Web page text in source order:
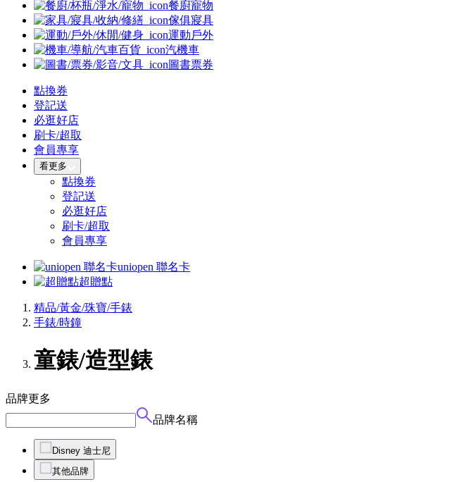
餐廚寵物
傢俱寢具
運動戶外
汽機車
圖書票券
點換券
登記送
必逛好店
刷卡/超取
會員專享
看更多
點換券
登記送
必逛好店
刷卡/超取
會員專享
uniopen 聯名卡
超贈點
精品/黃金/珠寶/手錶
手錶/時鐘
童錶/造型錶
品牌更多
品牌名稱
Disney 迪士尼
其他品牌